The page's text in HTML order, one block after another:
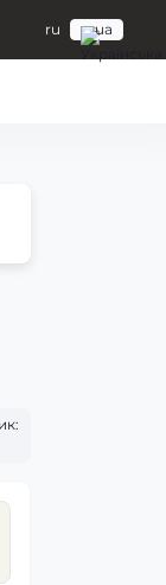
ru ua